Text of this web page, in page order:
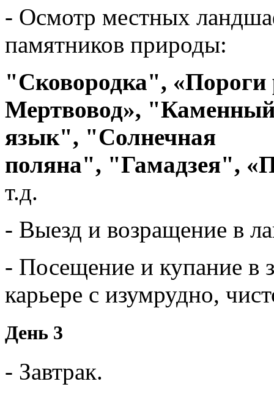
- Осмотр местных
памятников природы:
"Сковородка", «Пороги
Мертвовод»,
язык", "Солнечная
поляна", "Гамадзея",
т.д.
- Выезд и возращение в
- Посещение и купание в
карьере с изумрудно,
День 3
- Завтрак.